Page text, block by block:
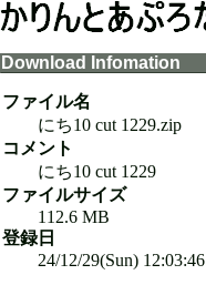
Download Infomation
ファイル名
にち10 cut 1229.zip
コメント
にち10 cut 1229
ファイルサイズ
112.6 MB
登録日
24/12/29(Sun) 12:03:46